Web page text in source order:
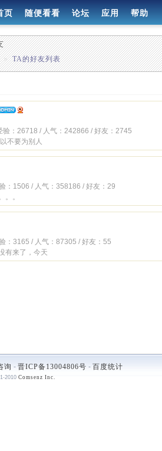
页 随便看看 论坛 应用 帮助
» TA的好友列表
验：26718 / 人气：242866 / 好友：2745
不要为别人
：1506 / 人气：358186 / 好友：29
。。
：3165 / 人气：87305 / 好友：55
有来了，今天
- 晋ICP备13004806号 - 百度统计
2010 Comsenz Inc.